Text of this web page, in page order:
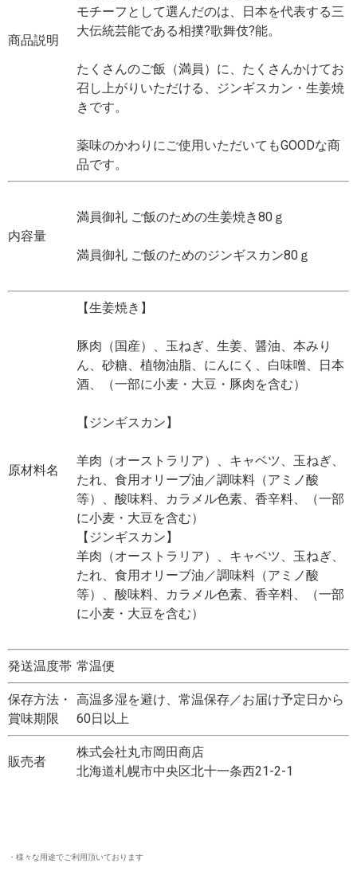
商品説明
モチーフとして選んだのは、日本を代表する三
大伝統芸能である相撲?歌舞伎?能。
たくさんのご飯（満員）に、たくさんかけてお
召し上がりいただける、ジンギスカン・生姜焼
きです。
薬味のかわりにご使用いただいてもGOODな商
品です。
内容量
満員御礼 ご飯のための生姜焼き80ｇ
満員御礼 ご飯のためのジンギスカン80ｇ
原材料名
【生姜焼き】
豚肉（国産）、玉ねぎ、生姜、醤油、本みり
ん、砂糖、植物油脂、にんにく、白味噌、日本
酒、（一部に小麦・大豆・豚肉を含む）
【ジンギスカン】
羊肉（オーストラリア）、キャベツ、玉ねぎ、
たれ、食用オリーブ油／調味料（アミノ酸
等）、酸味料、カラメル色素、香辛料、（一部
に小麦・大豆を含む）
【ジンギスカン】
羊肉（オーストラリア）、キャベツ、玉ねぎ、
たれ、食用オリーブ油／調味料（アミノ酸
等）、酸味料、カラメル色素、香辛料、（一部
に小麦・大豆を含む）
発送温度帯 常温便
保存方法・
賞味期限
高温多湿を避け、常温保存／お届け予定日から
60日以上
販売者
株式会社丸市岡田商店
北海道札幌市中央区北十一条西21-2-1
・様々な用途でご利用頂いております